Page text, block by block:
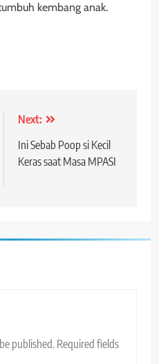
kembang anak.
Next:
Ini Sebab Poop si Kecil
Keras saat Masa MPASI
published. Required fields